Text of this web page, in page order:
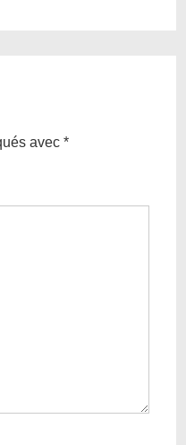
avec *